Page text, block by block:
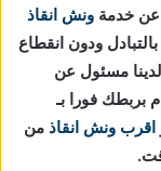
عن خدمة ونش انقاذ
ودون انقطاع
مسئول عن
بربطك فورا بـ
اقرب ونش انقاذ من